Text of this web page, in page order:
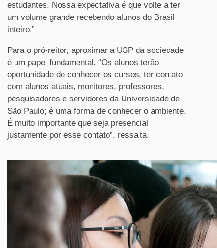
estudantes. Nossa expectativa é que volte a ter
um volume grande recebendo alunos do Brasil
inteiro.”
Para o pró-reitor, aproximar a USP da sociedade
é um papel fundamental. “Os alunos terão
oportunidade de conhecer os cursos, ter contato
com alunos atuais, monitores, professores,
pesquisadores e servidores da Universidade de
São Paulo; é uma forma de conhecer o ambiente.
É muito importante que seja presencial
justamente por esse contato”, ressalta.